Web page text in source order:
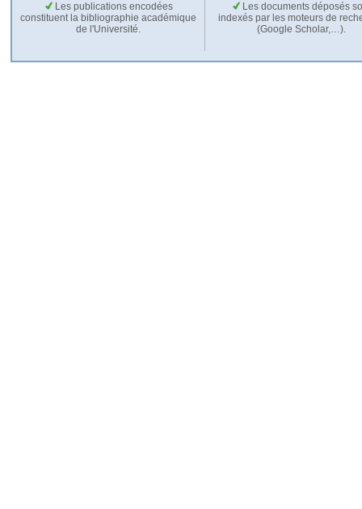
Les publications encodées
constituent la bibliographie académique
de l'Université.
Les documents déposés
indexés par les moteurs de
(Google Scholar,…).